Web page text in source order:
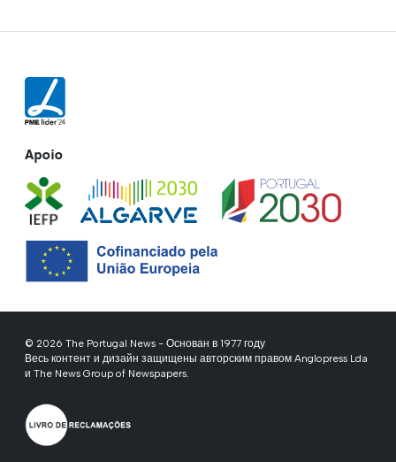
Apoio
© 2026 The Portugal News - Основан в 1977 году
Весь контент и дизайн защищены авторским правом Anglopress Lda
и The News Group of Newspapers.